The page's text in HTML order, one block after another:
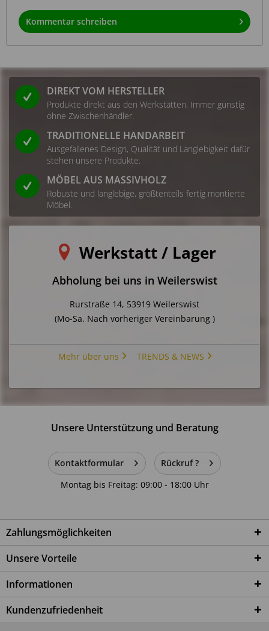
Kommentar schreiben
DIREKT VOM HERSTELLER
Produkte direkt aus den Werkstätten, Immer günstig
ohne Zwischenhändler.
TRADITIONELLE HANDARBEIT
Ausgefallenes Design, Qualität und Langlebigkeit dafür
stehen unsere Produkte.
MÖBEL AUS MASSIVHOLZ
Robuste und langlebige, größtenteils fertig montierte
Möbel.
Werkstatt / Lager
Abholung bei uns in Weilerswist
Rurstraße 14, 53919 Weilerswist
(Mo-Sa. Nach vorheriger Vereinbarung )
Mehr über uns TRENDS & NEWS
Unsere Unterstützung und Beratung
Kontaktformular
Rückruf ?
Montag bis Freitag: 09:00 - 18:00 Uhr
Zahlungsmöglichkeiten
Unsere Vorteile
Informationen
Kundenzufriedenheit